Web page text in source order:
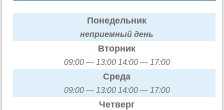
Понедельник
неприемный день
Вторник
09:00 — 13:00 14:00 — 17:00
Среда
09:00 — 13:00 14:00 — 17:00
Четверг